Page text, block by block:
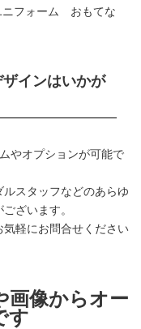
ニフォーム おもてな
ザインはいかが
やオプションが可能で
スタッフなどのあらゆ
ざいます。
軽にお問合せください
画像からオー
す